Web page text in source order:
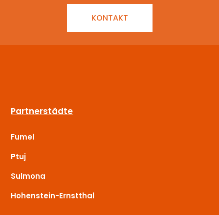
KONTAKT
Partnerstädte
Fumel
Ptuj
Sulmona
Hohenstein-Ernstthal